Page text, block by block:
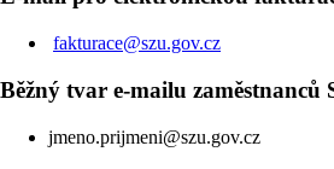
fakturace@szu.gov.cz
Běžný tvar e-mailu zaměstnanců
jmeno.prijmeni@szu.gov.cz